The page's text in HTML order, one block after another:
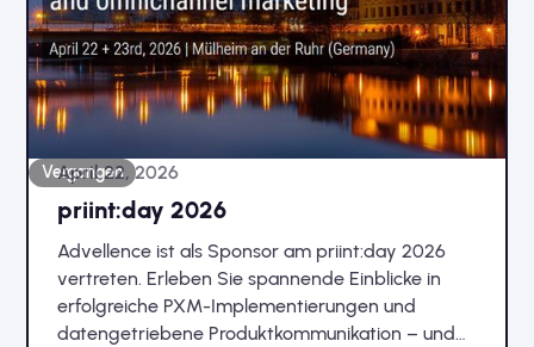
Vergangen
April 22, 2026
priint:day 2026
Advellence ist als Sponsor am priint:day 2026
vertreten. Erleben Sie spannende Einblicke in
erfolgreiche PXM-Implementierungen und
datengetriebene Produktkommunikation – und